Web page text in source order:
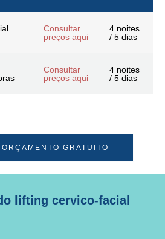
Consultar
preços aqui
4 noites
/ 5 dias
Consultar
preços aqui
4 noites
/ 5 dias
GRATUITO
lifting cervico-facial